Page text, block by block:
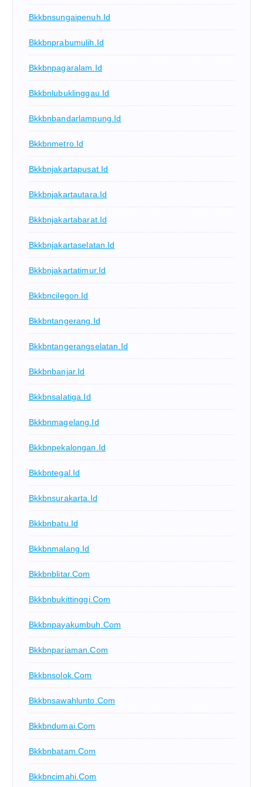
Bkkbnsungaipenuh.id
Bkkbnprabumulih.id
Bkkbnpagaralam.id
Bkkbnlubuklinggau.id
Bkkbnbandarlampung.id
Bkkbnmetro.id
Bkkbnjakartapusat.id
Bkkbnjakartautara.id
Bkkbnjakartabarat.id
Bkkbnjakartaselatan.id
Bkkbnjakartatimur.id
Bkkbncilegon.id
Bkkbntangerang.id
Bkkbntangerangselatan.id
Bkkbnbanjar.id
Bkkbnsalatiga.id
Bkkbnmagelang.id
Bkkbnpekalongan.id
Bkkbntegal.id
Bkkbnsurakarta.id
Bkkbnbatu.id
Bkkbnmalang.id
Bkkbnblitar.com
Bkkbnbukittinggi.com
Bkkbnpayakumbuh.com
Bkkbnpariaman.com
Bkkbnsolok.com
Bkkbnsawahlunto.com
Bkkbndumai.com
Bkkbnbatam.com
Bkkbncimahi.com